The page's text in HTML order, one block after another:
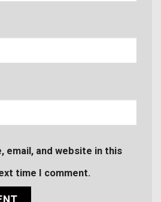
email, and website in this
time I comment.